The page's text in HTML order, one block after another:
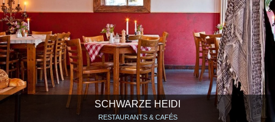
SCHWARZE HEIDI
RESTAURANTS & CAFÉS